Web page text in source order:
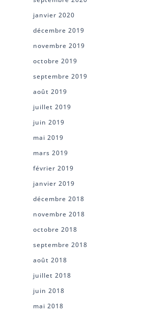
janvier 2020
décembre 2019
novembre 2019
octobre 2019
septembre 2019
août 2019
juillet 2019
juin 2019
mai 2019
mars 2019
février 2019
janvier 2019
décembre 2018
novembre 2018
octobre 2018
septembre 2018
août 2018
juillet 2018
juin 2018
mai 2018